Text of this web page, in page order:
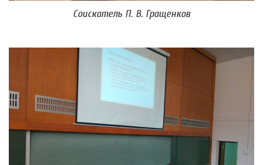
Соискатель П. В. Гращенков